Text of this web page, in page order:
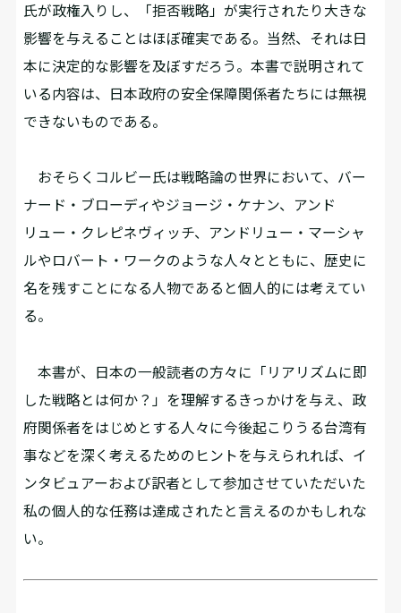
氏が政権入りし、「拒否戦略」が実行されたり大きな
影響を与えることはほぼ確実である。当然、それは日
本に決定的な影響を及ぼすだろう。本書で説明されて
いる内容は、日本政府の安全保障関係者たちには無視
できないものである。
おそらくコルビー氏は戦略論の世界において、バー
ナード・ブローディやジョージ・ケナン、アンド
リュー・クレピネヴィッチ、アンドリュー・マーシャ
ルやロバート・ワークのような人々とともに、歴史に
名を残すことになる人物であると個人的には考えてい
る。
本書が、日本の一般読者の方々に「リアリズムに即
した戦略とは何か？」を理解するきっかけを与え、政
府関係者をはじめとする人々に今後起こりうる台湾有
事などを深く考えるためのヒントを与えられれば、イ
ンタビュアーおよび訳者として参加させていただいた
私の個人的な任務は達成されたと言えるのかもしれな
い。